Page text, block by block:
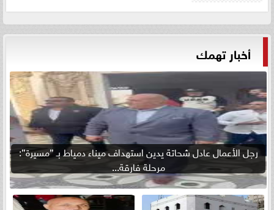
أخبار تهمك
رجل الأعمال عادل شحاتة يدين استهداف ميناء دمياط بـ ”مسيرة”:
مرحلة فارقة...